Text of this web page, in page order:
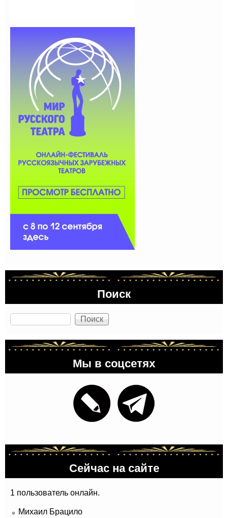
Поиск
Поиск
Мы в соцсетях
Сейчас на сайте
1 пользователь онлайн.
Михаил Брацило